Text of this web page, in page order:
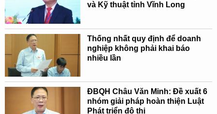
và Kỹ thuật tỉnh Vĩnh Long
Thống nhất quy định để doanh
nghiệp không phải khai báo
nhiều lần
ĐBQH Châu Văn Minh: Đề xuất 6
nhóm giải pháp hoàn thiện Luật
Phát triển đô thị